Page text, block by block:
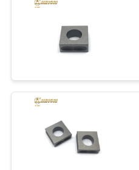
تنگستن
تنگستن